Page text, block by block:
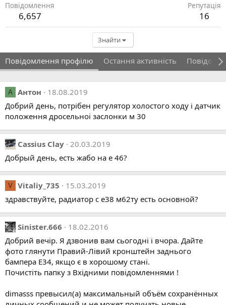
Повідомлення
6,657
Репутація
16
Знайти
Повідомлення профілю Остання активність
А Антон
18.08.2019
Добрий день, потрібен регулятор холостого ходу і датчик
положення дросельноі заслонки м 30
Cassius Clay 20.03.2019
Добрый день, есть жабо на е 46?
V Vitaliy_735
15.03.2019
здравствуйте, радиатор с е38 м62ту есть основной?
Sinister.666
18.02.2016
Добрий вечір. Я дзвонив вам сьогодні і вчора. Дайте
фото глянути Правий-Лівий кронштейн заднього
бампера Е34, якщо є в хорошому стані.
Почистіть папку з Вхідними повідомленнями !
dimasss превысил(а) максимальный объём сохранённых